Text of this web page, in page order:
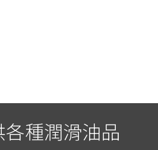
種潤滑油品